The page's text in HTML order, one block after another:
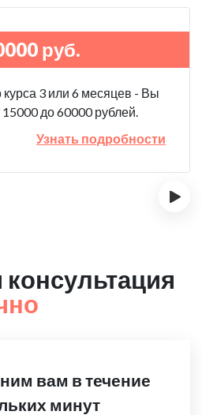
руб.
3 или 6 месяцев - Вы
15000 до 60000 рублей.
Узнать подробности
›
вам в течение
минут